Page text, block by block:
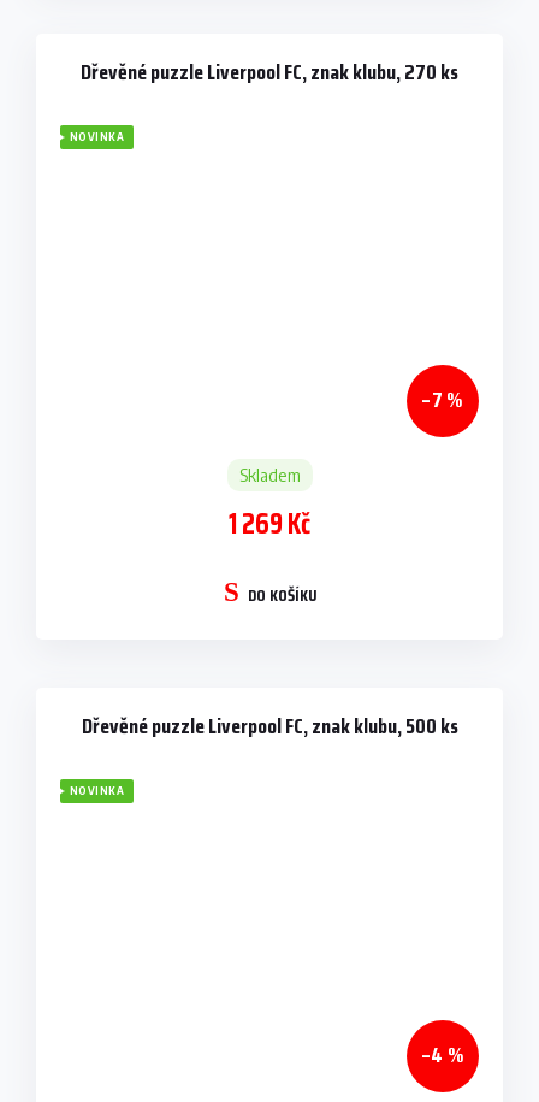
Dřevěné puzzle Liverpool FC, znak klubu, 270 ks
NOVINKA
–7 %
Skladem
1 269 Kč
DO KOŠÍKU
Dřevěné puzzle Liverpool FC, znak klubu, 500 ks
NOVINKA
–4 %